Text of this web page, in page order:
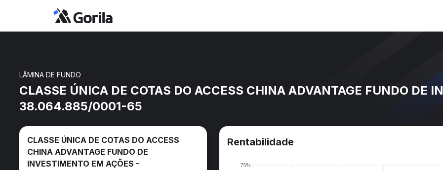
LÂMINA DE FUNDO
CLASSE ÚNICA DE COTAS DO ACCESS CHINA ADVANTAGE FUNDO DE
38.064.885/0001-65
CLASSE ÚNICA DE COTAS DO ACCESS
CHINA ADVANTAGE FUNDO DE
INVESTIMENTO EM AÇÕES -
Rentabilidade
75%